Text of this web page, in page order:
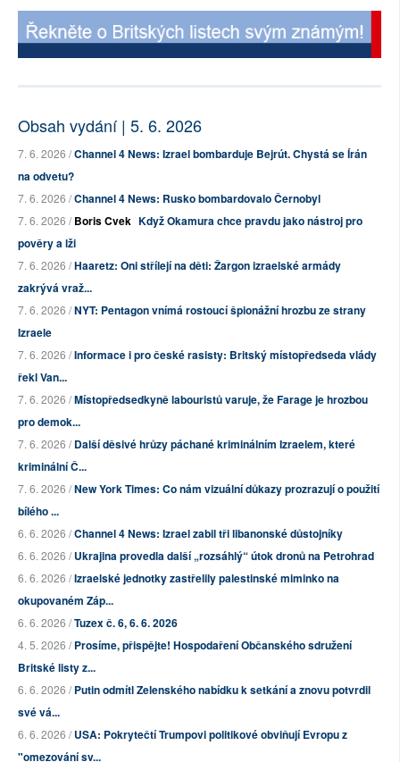
Obsah vydání | 5. 6. 2026
7. 6. 2026 /Channel 4 News: Izrael bombarduje Bejrút. Chystá se Írán
na odvetu?
7. 6. 2026 /Channel 4 News: Rusko bombardovalo Černobyl
7. 6. 2026 /Boris Cvek Když Okamura chce pravdu jako nástroj pro
pověry a lži
7. 6. 2026 /Haaretz: Oni střílejí na děti: Žargon izraelské armády
zakrývá vraž...
7. 6. 2026 /NYT: Pentagon vnímá rostoucí špionážní hrozbu ze strany
Izraele
7. 6. 2026 /Informace i pro české rasisty: Britský místopředseda vlády
řekl Van...
7. 6. 2026 /Místopředsedkyně labouristů varuje, že Farage je hrozbou
pro demok...
7. 6. 2026 /Další děsivé hrůzy páchané kriminálním Izraelem, které
kriminální Č...
7. 6. 2026 /New York Times: Co nám vizuální důkazy prozrazují o použití
bílého ...
6. 6. 2026 /Channel 4 News: Izrael zabil tři libanonské důstojníky
6. 6. 2026 /Ukrajina provedla další „rozsáhlý“ útok dronů na Petrohrad
6. 6. 2026 /Izraelské jednotky zastřelily palestinské miminko na
okupovaném Záp...
6. 6. 2026 /Tuzex č. 6, 6. 6. 2026
4. 5. 2026 /Prosíme, přispějte! Hospodaření Občanského sdružení
Britské listy z...
6. 6. 2026 /Putin odmítl Zelenského nabídku k setkání a znovu potvrdil
své vá...
6. 6. 2026 /USA: Pokrytečtí Trumpovi politikové obviňují Evropu z
"omezování sv...